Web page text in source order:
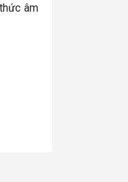
âm